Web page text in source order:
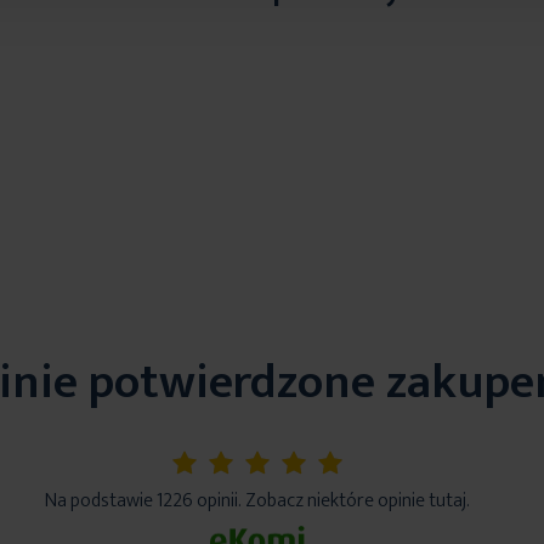
potwierdzone
5%
Na podstawie 1226 opinii. Zobacz niektóre opinie tutaj.